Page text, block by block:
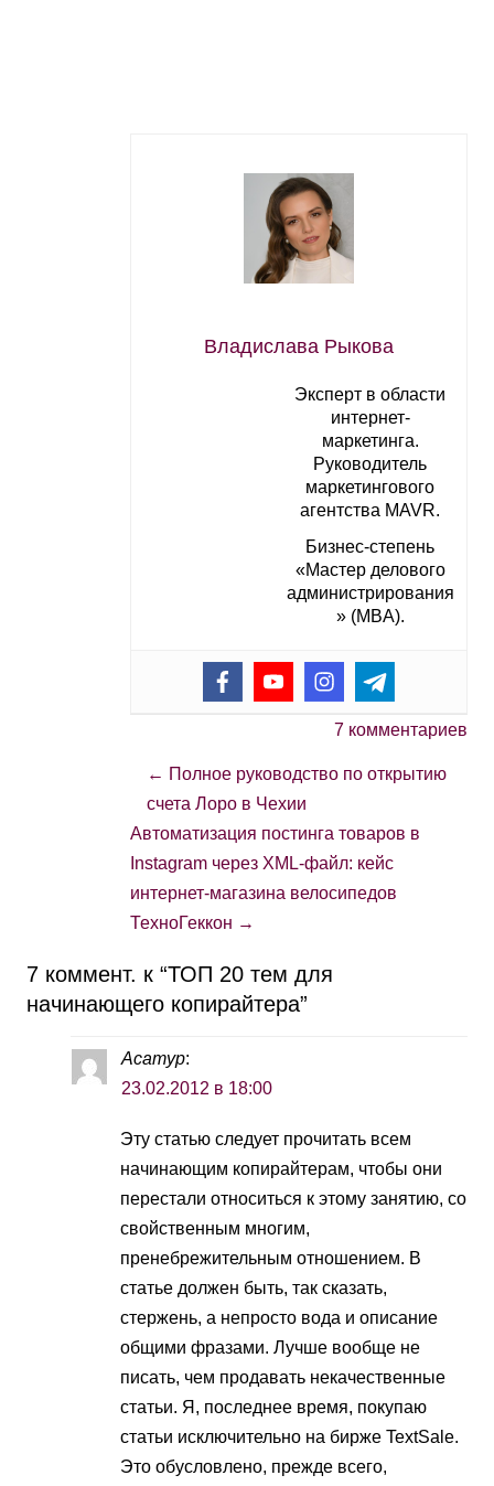
Владислава Рыкова
Эксперт в области
интернет-
маркетинга.
Руководитель
маркетингового
агентства MAVR.
Бизнес-степень
«Мастер делового
администрирования
» (MBA).
7 комментариев
← Полное руководство по открытию
счета Лоро в Чехии
Автоматизация постинга товаров в
Instagram через XML-файл: кейс
интернет-магазина велосипедов
ТехноГеккон →
7 коммент. к “ТОП 20 тем для
начинающего копирайтера”
Асатур:
23.02.2012 в 18:00
Эту статью следует прочитать всем
начинающим копирайтерам, чтобы они
перестали относиться к этому занятию, со
свойственным многим,
пренебрежительным отношением. В
статье должен быть, так сказать,
стержень, а непросто вода и описание
общими фразами. Лучше вообще не
писать, чем продавать некачественные
статьи. Я, последнее время, покупаю
статьи исключительно на бирже TextSale.
Это обусловлено, прежде всего,